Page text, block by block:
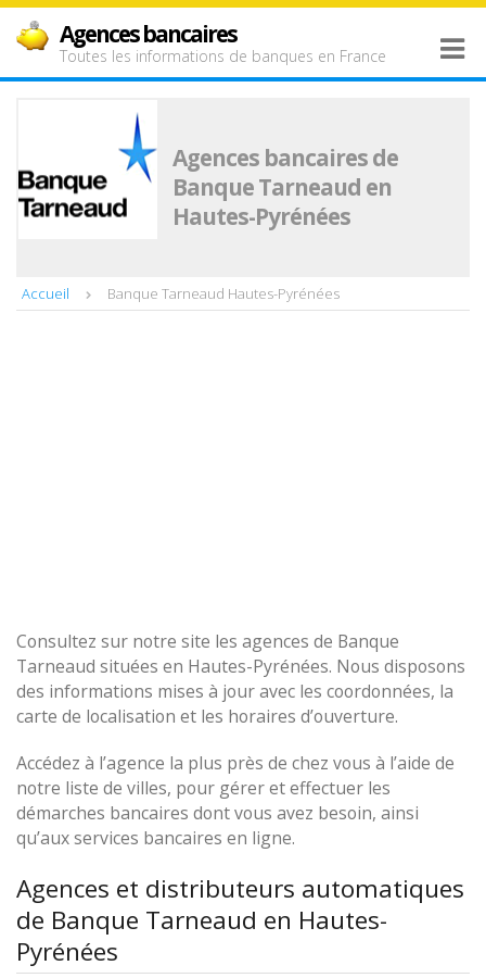
Agences bancaires
Toutes les informations de banques en France
Agences bancaires de
Banque Tarneaud en
Hautes-Pyrénées
Accueil Banque Tarneaud Hautes-Pyrénées
Consultez sur notre site les agences de Banque
Tarneaud situées en Hautes-Pyrénées. Nous disposons
des informations mises à jour avec les coordonnées, la
carte de localisation et les horaires d’ouverture.
Accédez à l’agence la plus près de chez vous à l’aide de
notre liste de villes, pour gérer et effectuer les
démarches bancaires dont vous avez besoin, ainsi
qu’aux services bancaires en ligne.
Agences et distributeurs automatiques
de Banque Tarneaud en Hautes-
Pyrénées